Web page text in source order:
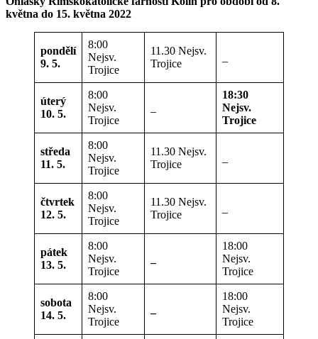
května do 15. května 2022
pondělí
9. 5.
8:00
Nejsv.
Trojice
11.30 Nejsv.
Trojice
úterý
10. 5.
8:00
Nejsv.
Trojice
18:30
Nejsv.
Trojice
středa
11. 5.
8:00
Nejsv.
Trojice
11.30 Nejsv.
Trojice
čtvrtek
12. 5.
8:00
Nejsv.
Trojice
11.30 Nejsv.
Trojice
pátek
13. 5.
8:00
Nejsv.
Trojice
18:00
Nejsv.
Trojice
sobota
14. 5.
8:00
Nejsv.
Trojice
18:00
Nejsv.
Trojice